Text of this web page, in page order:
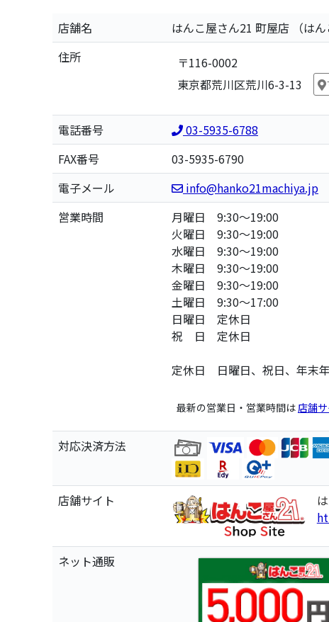
店舗名 はんこ屋さん21 町屋店
（は
住所
〒116-0002
東京都荒川区荒川6-3-13
電話番号
03-5935-6788
FAX番号
03-5935-6790
電子メール
info@hanko21machiya.jp
営業時間
月曜日 9:30～19:00
火曜日 9:30～19:00
水曜日 9:30～19:00
木曜日 9:30～19:00
金曜日 9:30～19:00
土曜日 9:30～17:00
日曜日 定休日
祝 日 定休日
定休日 日曜日、祝日、年末
最新の営業日・営業時間は 店舗
対応決済方法
店舗サイト
ネット通販